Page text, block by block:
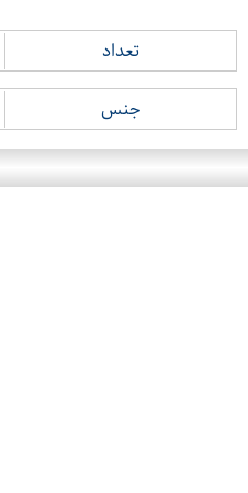
تعداد
جنس